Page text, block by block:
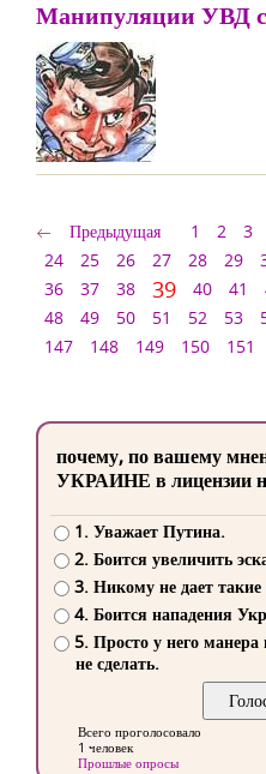
Манипуляции УВД
Предыдущая 1 2 3
24
25 26 27 28 29
36
37 38 39 40 41
48
49 50 51 52 53
147
148 149 150 151
почему, по вашему
УКРАИНЕ в лицензии
1. Уважает Путина.
2. Боится увеличить
3. Никому не дает
4. Боится нападения
5. Просто у него
не сделать.
Всего проголосовало
1 человек
Прошлые опросы